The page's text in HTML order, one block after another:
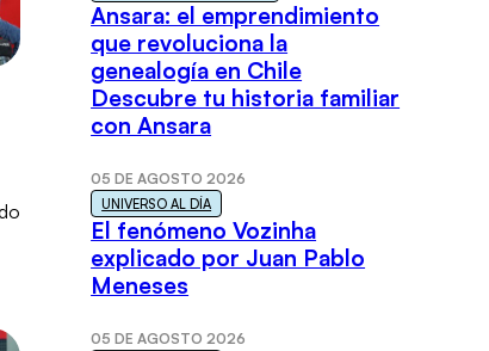
Ansara: el emprendimiento
que revoluciona la
genealogía en Chile
Descubre tu historia familiar
con Ansara
05 DE AGOSTO 2026
UNIVERSO AL DÍA
El fenómeno Vozinha
explicado por Juan Pablo
Meneses
05 DE AGOSTO 2026